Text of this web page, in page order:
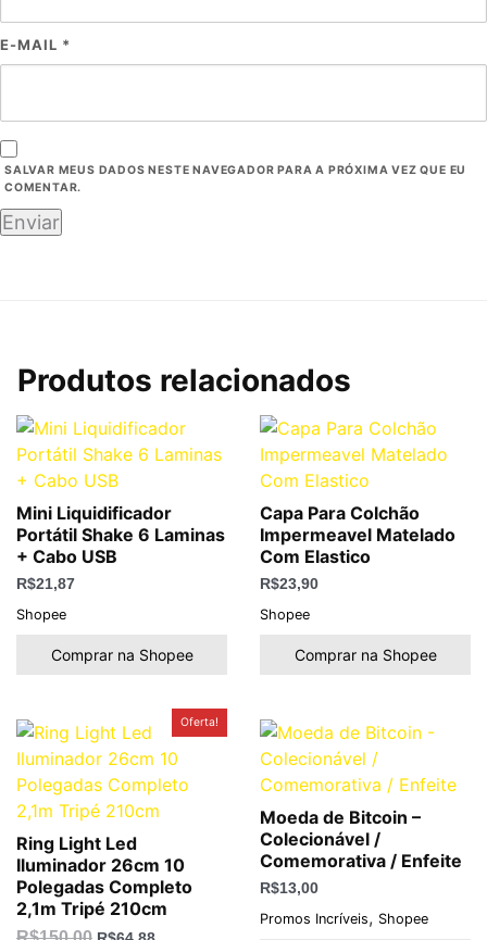
E-MAIL *
SALVAR MEUS DADOS NESTE NAVEGADOR PARA A PRÓXIMA VEZ QUE EU
COMENTAR.
Produtos relacionados
Mini Liquidificador
Portátil Shake 6 Laminas
+ Cabo USB
R$21,87
Shopee
Comprar na Shopee
Capa Para Colchão
Impermeavel Matelado
Com Elastico
R$23,90
Shopee
Comprar na Shopee
Oferta!
Ring Light Led
Iluminador 26cm 10
Polegadas Completo
2,1m Tripé 210cm
preço
original
era:
R$150,00.
é:
R$64,88.
Moeda de Bitcoin –
Colecionável /
Comemorativa / Enfeite
R$13,00
Promos Incríveis, Shopee